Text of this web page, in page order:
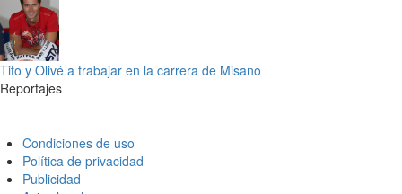
Tito y Olivé a trabajar en la carrera de Misano
Reportajes
Condiciones de uso
Política de privacidad
Publicidad